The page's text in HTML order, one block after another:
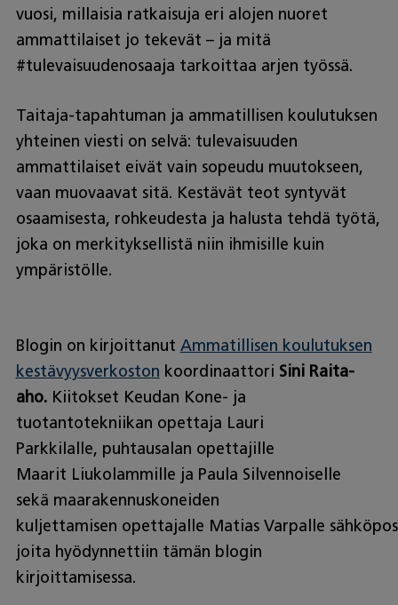
vuosi, millaisia ratkaisuja eri alojen nuoret
ammattilaiset jo tekevät – ja mitä
#tulevaisuudenosaaja tarkoittaa arjen työssä.
Taitaja-tapahtuman ja ammatillisen koulutuksen
yhteinen viesti on selvä: tulevaisuuden
ammattilaiset eivät vain sopeudu muutokseen,
vaan muovaavat sitä. Kestävät teot syntyvät
osaamisesta, rohkeudesta ja halusta tehdä työtä,
joka on merkityksellistä niin ihmisille kuin
ympäristölle.
Blogin on kirjoittanut Ammatillisen koulutuksen
kestävyysverkoston koordinaattori Sini Raita-
aho.Kiitokset Keudan Kone- ja
tuotantotekniikan opettaja Lauri
Parkkilalle, puhtausalan opettajille
Maarit Liukolammille ja Paula Silvennoiselle
sekä maarakennuskoneiden
kuljettamisen opettajalle Matias Varpalle
joita hyödynnettiin tämän blogin
kirjoittamisessa.